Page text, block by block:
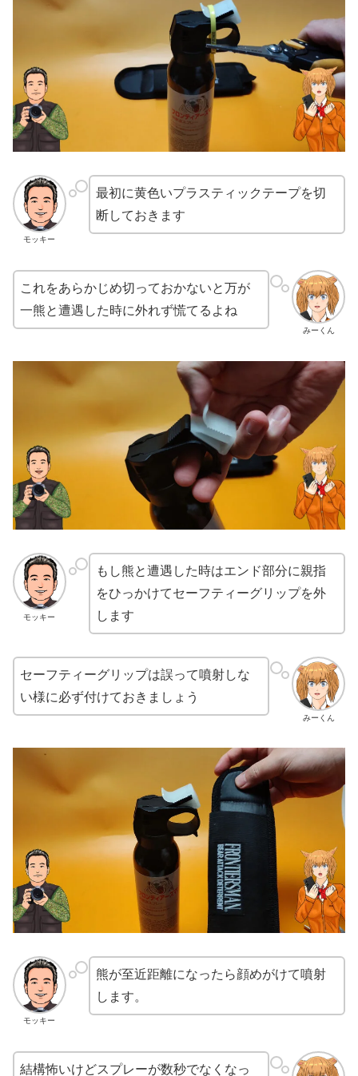
モッキー
最初に黄色いプラスティックテープを切
断しておきます
みーくん
これをあらかじめ切っておかないと万が
一熊と遭遇した時に外れず慌てるよね
モッキー
もし熊と遭遇した時はエンド部分に親指
をひっかけてセーフティーグリップを外
します
みーくん
セーフティーグリップは誤って噴射しな
い様に必ず付けておきましょう
モッキー
熊が至近距離になったら顔めがけて噴射
します。
結構怖いけどスプレーが数秒でなくなっ